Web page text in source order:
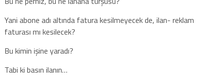
Yani abone adı altında fatura kesilmeyecek de, ilan- reklam
faturası mı kesilecek?
Bu kimin işine yaradı?
Tabi ki basın ilanın…